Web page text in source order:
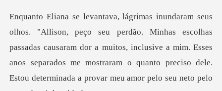
escolhas
passadas causaram dor a muitos, inclusive a mim. Esses
anos separados me mostraram o q